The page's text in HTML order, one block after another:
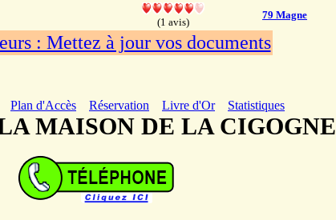
(1 avis)
79 Magne
: Mettez à jour vos documents
Plan d'Accès Réservation Livre d'Or Statistiques
MAISON DE LA CIGOGNE